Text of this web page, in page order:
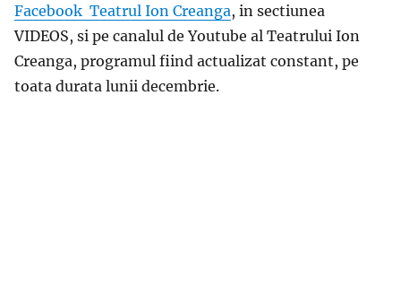
Facebook Teatrul Ion Creanga, in sectiunea
VIDEOS, si pe canalul de Youtube al Teatrului Ion
Creanga, programul fiind actualizat constant, pe
toata durata lunii decembrie.